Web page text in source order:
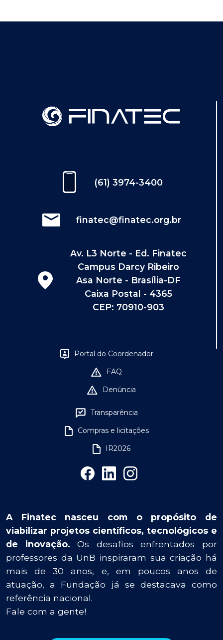
(61) 3974-3400
finatec@finatec.org.br
Av. L3 Norte - Ed. Finatec
Campus Darcy Ribeiro
Asa Norte - Brasília-DF
Caixa Postal - 4365
CEP: 70910-903
Portal do Coordenador
FAQ
Denúncia
Transparência
Compras e licitações
IR2026
A Finatec nasceu com o propósito de
viabilizar projetos científicos, tecnológicos e
de inovação. Os desafios enfrentados por
professores da UnB inspiraram sua criação há
mais de 30 anos, e, em poucos anos de
atuação, a Fundação já se destacava como
referência nacional.
Fale com a gente!